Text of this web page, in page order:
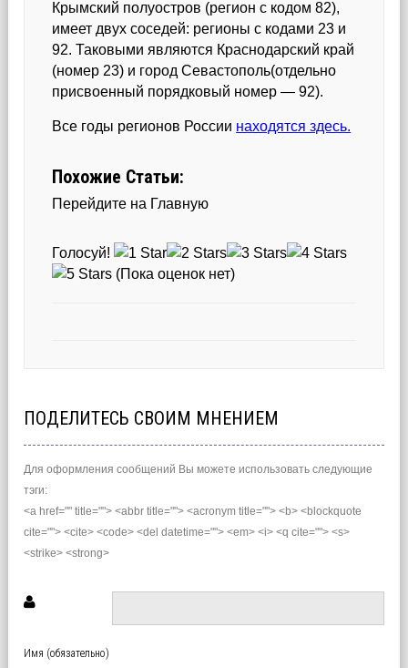
Крымский полуостров (регион с кодом 82),
имеет двух соседей: регионы с кодами 23 и
92. Таковыми являются Краснодарский край
(номер 23) и город Севастополь(отдельно
присвоенный порядковый номер — 92).
Все годы регионов России находятся здесь.
Похожие Статьи:
Перейдите на Главную
Голосуй!
(Пока оценок нет)
ПОДЕЛИТЕСЬ СВОИМ МНЕНИЕМ
Для оформления сообщений Вы можете использовать следующие
тэги:
<a href="" title=""> <abbr title=""> <acronym title=""> <b> <blockquote
cite=""> <cite> <code> <del datetime=""> <em> <i> <q cite=""> <s>
<strike> <strong>
Имя (обязательно)